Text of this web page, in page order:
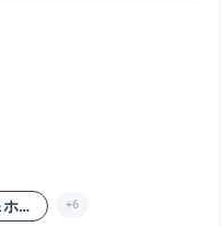
スポーツ＆ホビー +6